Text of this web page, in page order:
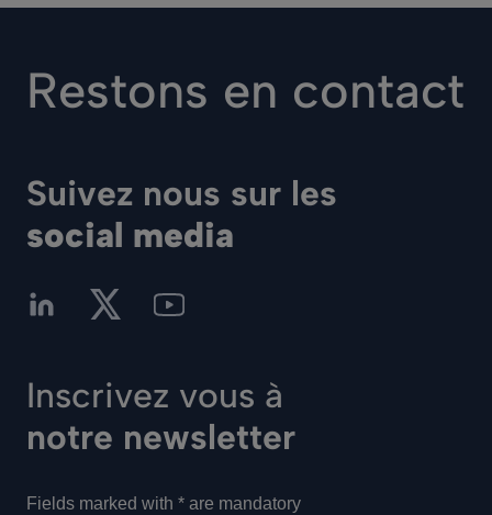
Restons en contact
Suivez nous sur les
social media
Inscrivez vous à
notre newsletter
Fields marked with * are mandatory